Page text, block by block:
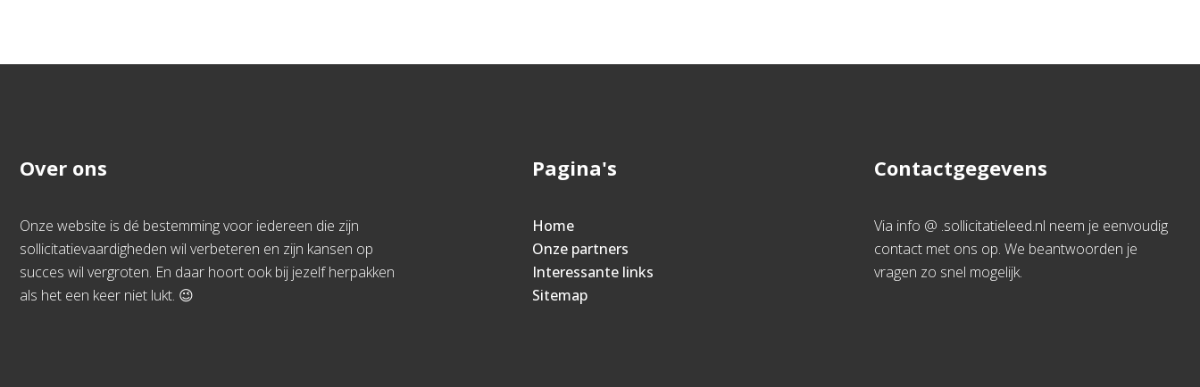
Over ons
Onze website is dé bestemming voor iedereen die zijn
sollicitatievaardigheden wil verbeteren en zijn kansen op
succes wil vergroten. En daar hoort ook bij jezelf herpakken
als het een keer niet lukt. 😉
Pagina's
Home
Onze partners
Interessante links
Sitemap
Contactgegevens
Via info @ .sollicitatieleed.nl neem je eenvoudig
contact met ons op. We beantwoorden je
vragen zo snel mogelijk.